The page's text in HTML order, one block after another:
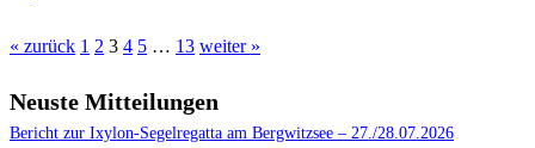
« zurück 1 2 3 4 5 … 13 weiter »
Neuste Mitteilungen
Bericht zur Ixylon-Segelregatta am Bergwitzsee – 27./28.07.2026